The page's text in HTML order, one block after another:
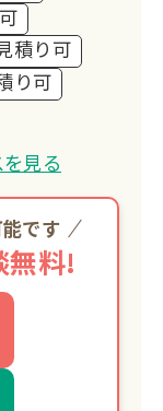
積り可
り可
見る
です
無料!